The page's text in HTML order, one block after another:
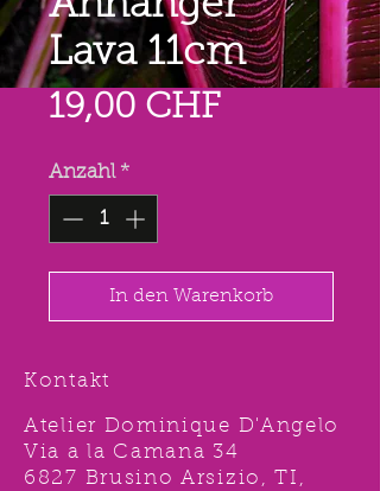
Lava 11cm
19,00 CHFPreis
Anzahl *
In den Warenkorb
Kontakt
Atelier Dominique D'Angelo
Via a la Camana 34
6827 Brusino Arsizio, TI,